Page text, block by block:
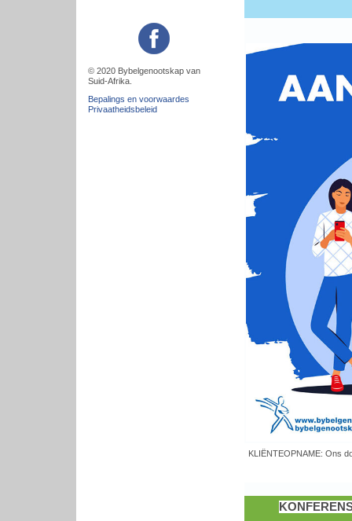
KLIËNTEOPNAME: Ons
© 2020 Bybelgenootskap van
Suid-Afrika.
Bepalings en voorwaardes
Privaatheidsbeleid